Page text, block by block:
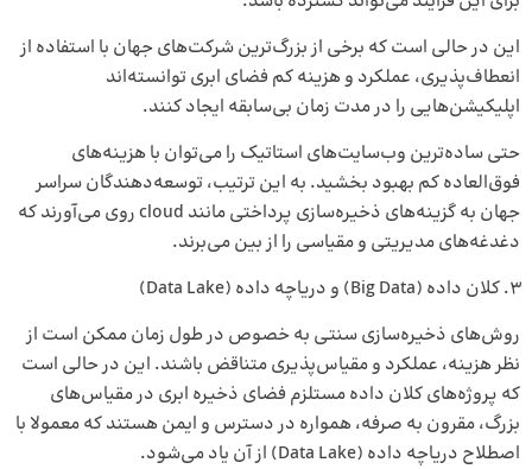
این در حالی است که برخی از بزرگ‌ترین شرکت‌های جهان با استفاده از
انعطاف‌پذیری، عملکرد و هزینه کم فضای ابری توانسته‌اند
اپلیکیشن‌هایی را در مدت‌ زمان بی‌سابقه ایجاد کنند.
حتی ساده‌ترین وب‌سایت‌های استاتیک را می‌توان با هزینه‌های
فوق‌العاده کم بهبود بخشید. به ‌این ‌ترتیب، توسعه‌دهندگان سراسر
جهان به گزینه‌های ذخیره‌سازی پرداختی مانند cloud روی می‌آورند که
دغدغه‌های مدیریتی و مقیاسی را از بین می‌برند.
کلان داده (Big Data) و دریاچه داده (Data Lake)
روش‌های ذخیره‌سازی سنتی به خصوص در طول زمان ممکن است از
نظر هزینه، عملکرد و مقیاس‌پذیری متناقض باشند. این در حالی است
که پروژه‌های کلان داده مستلزم فضای ذخیره ابری در مقیاس‌های
بزرگ، مقرون‌ به‌ صرفه، همواره در دسترس و ایمن هستند که معمولا با
اصطلاح دریاچه داده (Data Lake) از آن یاد می‌شود.